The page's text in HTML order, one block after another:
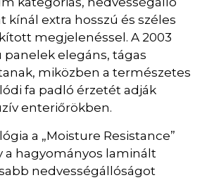
kínál extra hosszú és széles
megjelenéssel. A 2003
elegáns, tágas
miközben a természetes
fa padló érzetét adják
enteriőrökben.
a „Moisture Resistance”
a hagyományos laminált
nedvességállóságot